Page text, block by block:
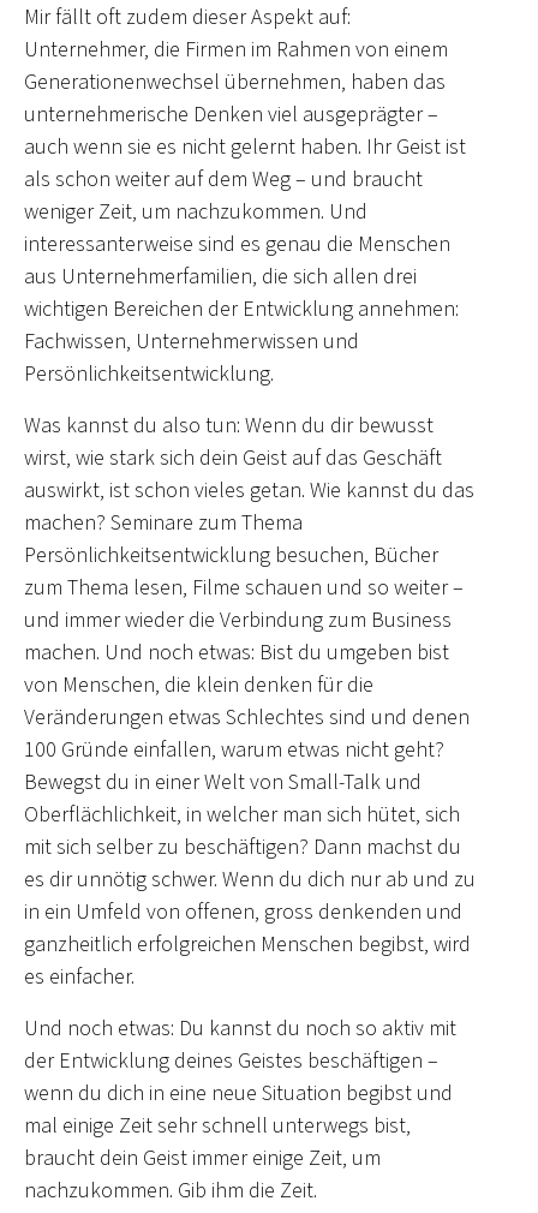
Mir fällt oft zudem dieser Aspekt auf:
Unternehmer, die Firmen im Rahmen von einem
Generationenwechsel übernehmen, haben das
unternehmerische Denken viel ausgeprägter –
auch wenn sie es nicht gelernt haben. Ihr Geist ist
als schon weiter auf dem Weg – und braucht
weniger Zeit, um nachzukommen. Und
interessanterweise sind es genau die Menschen
aus Unternehmerfamilien, die sich allen drei
wichtigen Bereichen der Entwicklung annehmen:
Fachwissen, Unternehmerwissen und
Persönlichkeitsentwicklung.
Was kannst du also tun: Wenn du dir bewusst
wirst, wie stark sich dein Geist auf das Geschäft
auswirkt, ist schon vieles getan. Wie kannst du das
machen? Seminare zum Thema
Persönlichkeitsentwicklung besuchen, Bücher
zum Thema lesen, Filme schauen und so weiter –
und immer wieder die Verbindung zum Business
machen. Und noch etwas: Bist du umgeben bist
von Menschen, die klein denken für die
Veränderungen etwas Schlechtes sind und denen
100 Gründe einfallen, warum etwas nicht geht?
Bewegst du in einer Welt von Small-Talk und
Oberflächlichkeit, in welcher man sich hütet, sich
mit sich selber zu beschäftigen? Dann machst du
es dir unnötig schwer. Wenn du dich nur ab und zu
in ein Umfeld von offenen, gross denkenden und
ganzheitlich erfolgreichen Menschen begibst, wird
es einfacher.
Und noch etwas: Du kannst du noch so aktiv mit
der Entwicklung deines Geistes beschäftigen –
wenn du dich in eine neue Situation begibst und
mal einige Zeit sehr schnell unterwegs bist,
braucht dein Geist immer einige Zeit, um
nachzukommen. Gib ihm die Zeit.